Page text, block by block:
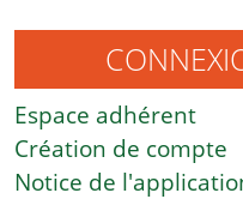
Espace adhérent
Création de compte
Notice de